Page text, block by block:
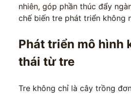
nhiên, góp phần thúc đẩy
chế biến tre phát triển không
Phát triển mô hình
thái từ tre
Tre không chỉ là cây trồng